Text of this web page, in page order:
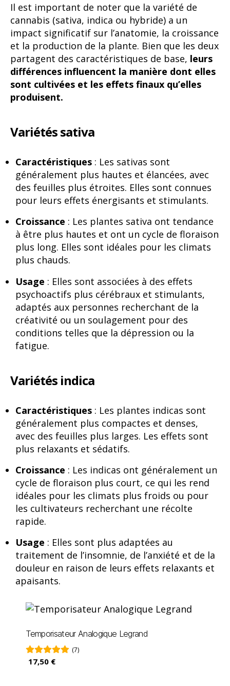
Il est important de noter que la variété de
cannabis (sativa, indica ou hybride) a un
impact significatif sur l’anatomie, la croissance
et la production de la plante. Bien que les deux
partagent des caractéristiques de base, leurs
différences influencent la manière dont elles
sont cultivées et les effets finaux qu’elles
produisent.
Variétés sativa
Caractéristiques : Les sativas sont
généralement plus hautes et élancées, avec
des feuilles plus étroites. Elles sont connues
pour leurs effets énergisants et stimulants.
Croissance : Les plantes sativa ont tendance
à être plus hautes et ont un cycle de floraison
plus long. Elles sont idéales pour les climats
plus chauds.
Usage : Elles sont associées à des effets
psychoactifs plus cérébraux et stimulants,
adaptés aux personnes recherchant de la
créativité ou un soulagement pour des
conditions telles que la dépression ou la
fatigue.
Variétés indica
Caractéristiques : Les plantes indicas sont
généralement plus compactes et denses,
avec des feuilles plus larges. Les effets sont
plus relaxants et sédatifs.
Croissance : Les indicas ont généralement un
cycle de floraison plus court, ce qui les rend
idéales pour les climats plus froids ou pour
les cultivateurs recherchant une récolte
rapide.
Usage : Elles sont plus adaptées au
traitement de l’insomnie, de l’anxiété et de la
douleur en raison de leurs effets relaxants et
apaisants.
Temporisateur Analogique Legrand
(7)
17,50 €